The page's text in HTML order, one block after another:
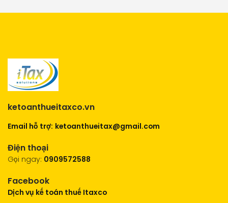
ketoanthueitaxco.vn
Email hỗ trợ: ketoanthueitax@gmail.com
Điện thoại
Gọi ngay: 0909572588
Facebook
Dịch vụ kế toán thuế Itaxco